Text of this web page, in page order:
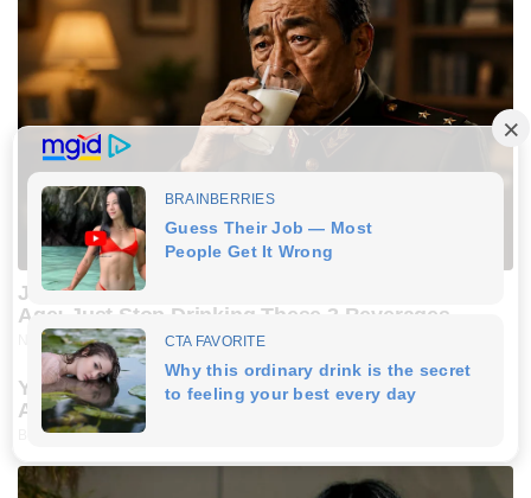
Japan's Greatest Doctors Say Memory Loss Isn't
Age: Just Stop Drinking These 3 Beverages
NEUROMIND PRO
Young Woman Signals On Plane – Watch Flight
Attendant's Reaction
BUZZDAY